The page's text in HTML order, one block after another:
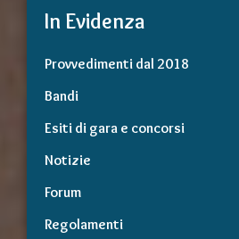
In Evidenza
Provvedimenti dal 2018
Bandi
Esiti di gara e concorsi
Notizie
Forum
Regolamenti